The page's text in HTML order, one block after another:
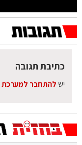
כתיבת תגובה
יש להתחבר למערכת